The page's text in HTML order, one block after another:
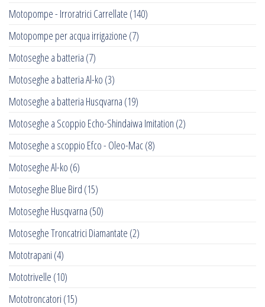
Motopompe - Irroratrici Carrellate (140)
Motopompe per acqua irrigazione (7)
Motoseghe a batteria (7)
Motoseghe a batteria Al-ko (3)
Motoseghe a batteria Husqvarna (19)
Motoseghe a Scoppio Echo-Shindaiwa Imitation (2)
Motoseghe a scoppio Efco - Oleo-Mac(8)
Motoseghe Al-ko (6)
Motoseghe Blue Bird (15)
Motoseghe Husqvarna (50)
Motoseghe Troncatrici Diamantate (2)
Mototrapani (4)
Mototrivelle (10)
Mototroncatori (15)